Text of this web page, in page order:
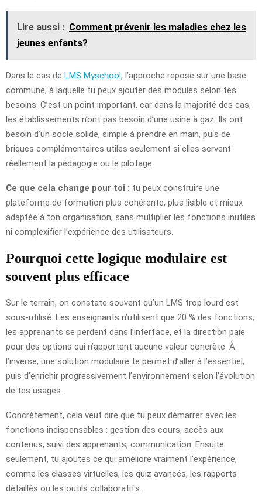
Lire aussi : Comment prévenir les maladies chez les
jeunes enfants?
Dans le cas de LMS Myschool, l’approche repose sur une base
commune, à laquelle tu peux ajouter des modules selon tes
besoins. C’est un point important, car dans la majorité des cas,
les établissements n’ont pas besoin d’une usine à gaz. Ils ont
besoin d’un socle solide, simple à prendre en main, puis de
briques complémentaires utiles seulement si elles servent
réellement la pédagogie ou le pilotage.
Ce que cela change pour toi : tu peux construire une
plateforme de formation plus cohérente, plus lisible et mieux
adaptée à ton organisation, sans multiplier les fonctions inutiles
ni complexifier l’expérience des utilisateurs.
Pourquoi cette logique modulaire est
souvent plus efficace
Sur le terrain, on constate souvent qu’un LMS trop lourd est
sous-utilisé. Les enseignants n’utilisent que 20 % des fonctions,
les apprenants se perdent dans l’interface, et la direction paie
pour des options qui n’apportent aucune valeur concrète. À
l’inverse, une solution modulaire te permet d’aller à l’essentiel,
puis d’enrichir progressivement l’environnement selon l’évolution
de tes usages.
Concrètement, cela veut dire que tu peux démarrer avec les
fonctions indispensables : gestion des cours, accès aux
contenus, suivi des apprenants, communication. Ensuite
seulement, tu ajoutes ce qui améliore vraiment l’expérience,
comme les classes virtuelles, les quiz avancés, les rapports
détaillés ou les outils collaboratifs.